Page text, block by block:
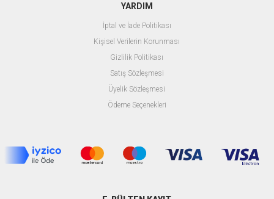
YARDIM
İptal ve İade Politikası
Kişisel Verilerin Korunması
Gizlilik Politikası
Satış Sözleşmesi
Üyelik Sözleşmesi
Ödeme Seçenekleri